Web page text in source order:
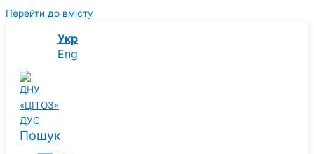
Перейти до вмісту
Укр
Eng
Пошук